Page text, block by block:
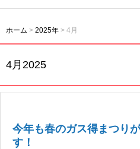
ホーム > 2025年 > 4月
4月2025
今年も春のガス得まつり
す！ ※一